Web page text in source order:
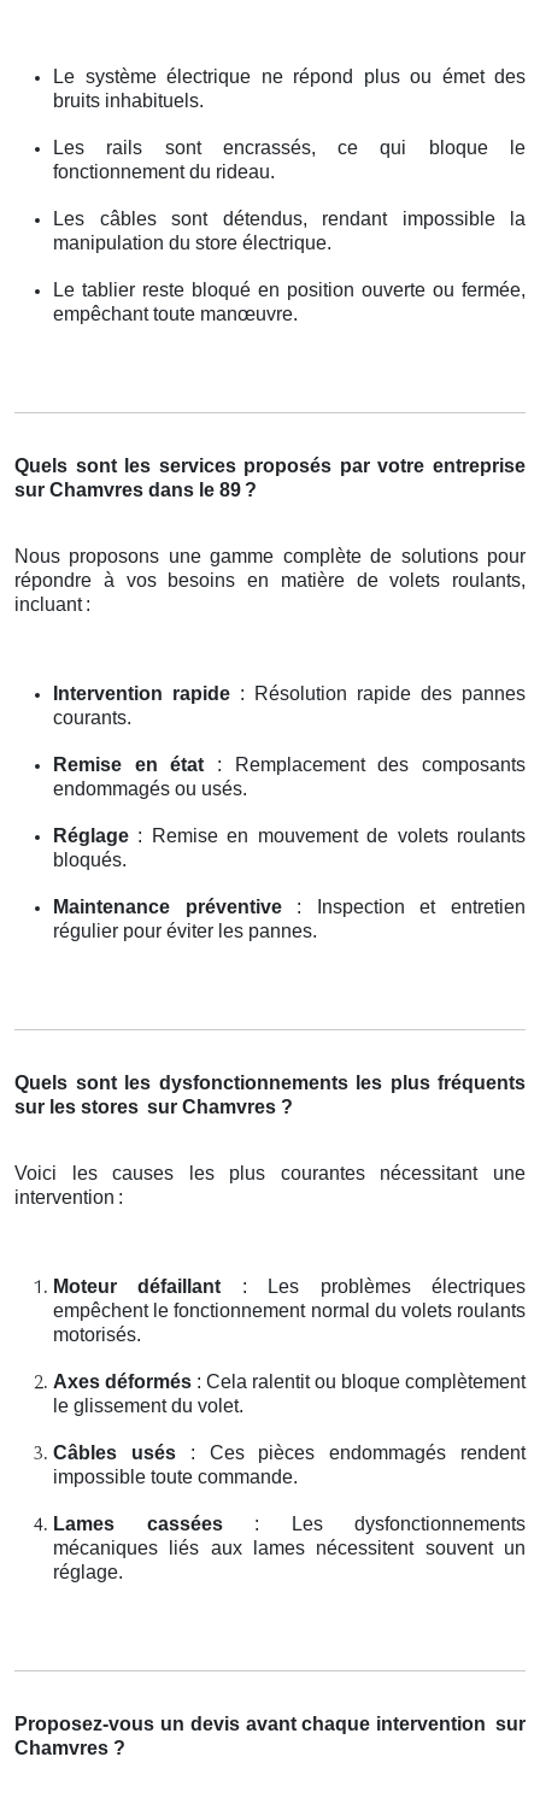
Le système électrique ne répond plus ou émet des
bruits inhabituels.
Les rails sont encrassés, ce qui bloque le
fonctionnement du rideau.
Les câbles sont détendus, rendant impossible la
manipulation du store électrique.
Le tablier reste bloqué en position ouverte ou fermée,
empêchant toute manœuvre.
Quels sont les services proposés par votre entreprise
sur Chamvres dans le 89 ?
Nous proposons une gamme complète de solutions pour
répondre à vos besoins en matière de volets roulants,
incluant :
Intervention rapide : Résolution rapide des pannes
courants.
Remise en état: Remplacement des composants
endommagés ou usés.
Réglage : Remise en mouvement de volets roulants
bloqués.
Maintenance préventive: Inspection et entretien
régulier pour éviter les pannes.
Quels sont les dysfonctionnements les plus fréquents
sur les stores sur Chamvres ?
Voici les causes les plus courantes nécessitant une
intervention :
Moteur défaillant: Les problèmes électriques
empêchent le fonctionnement normal du volets roulants
motorisés.
Axes déformés : Cela ralentit ou bloque complètement
le glissement du volet.
Câbles usés: Ces pièces endommagés rendent
impossible toute commande.
Lames cassées: Les dysfonctionnements
mécaniques liés aux lames nécessitent souvent un
réglage.
Proposez-vous un devis avant chaque intervention sur
Chamvres ?